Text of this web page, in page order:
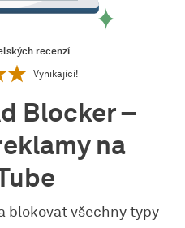
recenzí
Vynikající!
Blocker –
na
blokovat všechny typy